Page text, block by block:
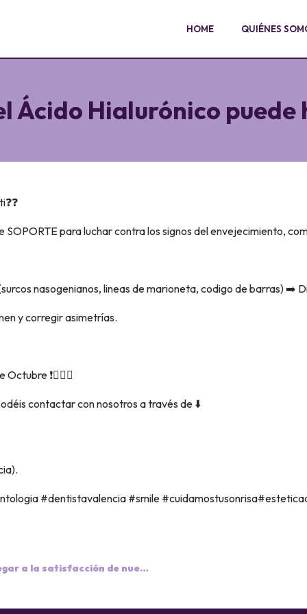
HOME QUIÉNES
Ácido Hialurónico puede
SOPORTE para luchar contra los signos del envejecimiento,
nasogenianos, lineas de marioneta, codigo de barras) ➡️
y corregir asimetrías.
❗️🧑🏽‍⚕️
contactar con nosotros a través de ⬇️
#dentistavalencia #smile
Asesorar correctamente es la base para llegar a la satisfacción de nuestros pacientes😁❗️